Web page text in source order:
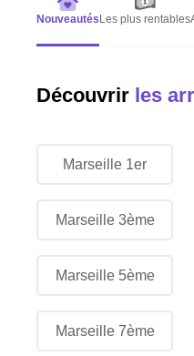
Nouveautés Les plus rentables
Découvrir les
Marseille 1er
Marseille 3ème
Marseille 5ème
Marseille 7ème